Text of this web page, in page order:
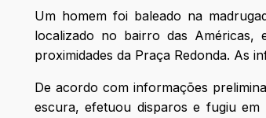
Um homem foi baleado na
localizado no bairro das
proximidades da Praça Redonda. As
De acordo com informações
escura, efetuou disparos e fugiu em